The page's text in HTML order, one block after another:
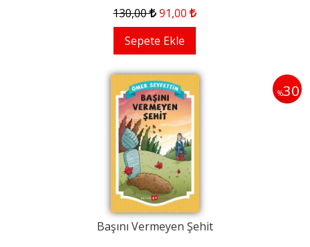
130,00 91,00
Sepete Ekle
%30
Başını Vermeyen Şehit